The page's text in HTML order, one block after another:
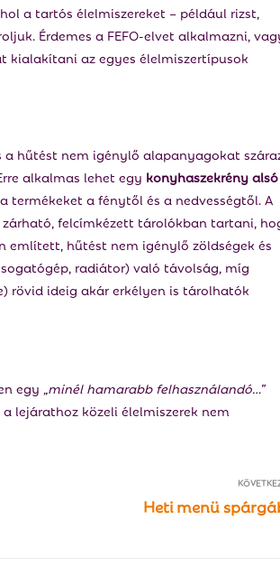
a tartós élelmiszereket – például rizst,
Érdemes a FEFO-elvet alkalmazni,
kialakítani az egyes élelmiszertípusok
a hűtést nem igénylő alapanyagokat
alkalmas lehet egy konyhaszekrény alsó
termékeket a fénytől és a nedvességtől. A
felcímkézett tárolókban tartani,
említett, hűtést nem igénylő zöldségek és
radiátor) való távolság, míg
rövid ideig akár erkélyen is tárolhatók
egy „minél hamarabb felhasználandó…”
lejárathoz közeli élelmiszerek nem
Heti menü